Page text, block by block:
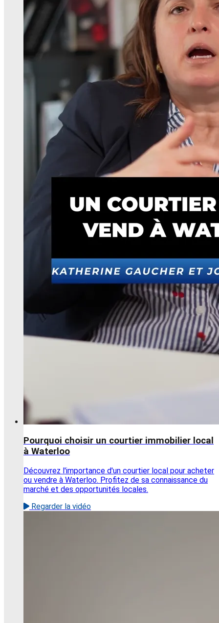
Pourquoi choisir un courtier immobilier local
à Waterloo
Découvrez l'importance d'un courtier local pour acheter
ou vendre à Waterloo. Profitez de sa connaissance du
marché et des opportunités locales.
Regarder la vidéo